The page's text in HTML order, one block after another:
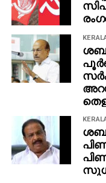
വില ഏകദേശം
അതിനാല്‍ ഇന്ത്യന്‍